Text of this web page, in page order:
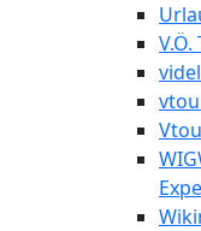
V.Ö.